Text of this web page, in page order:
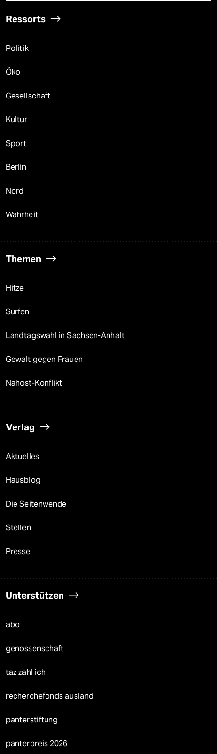
Ressorts
Politik
Öko
Gesellschaft
Kultur
Sport
Berlin
Nord
Wahrheit
Themen
Hitze
Surfen
Landtagswahl in Sachsen-Anhalt
Gewalt gegen Frauen
Nahost-Konflikt
Verlag
Aktuelles
Hausblog
Die Seitenwende
Stellen
Presse
Unterstützen
abo
genossenschaft
taz zahl ich
recherchefonds ausland
panterstiftung
panterpreis 2026